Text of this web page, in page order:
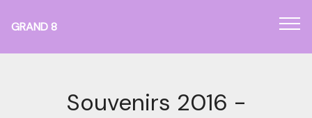
GRAND 8
Souvenirs 2016 -